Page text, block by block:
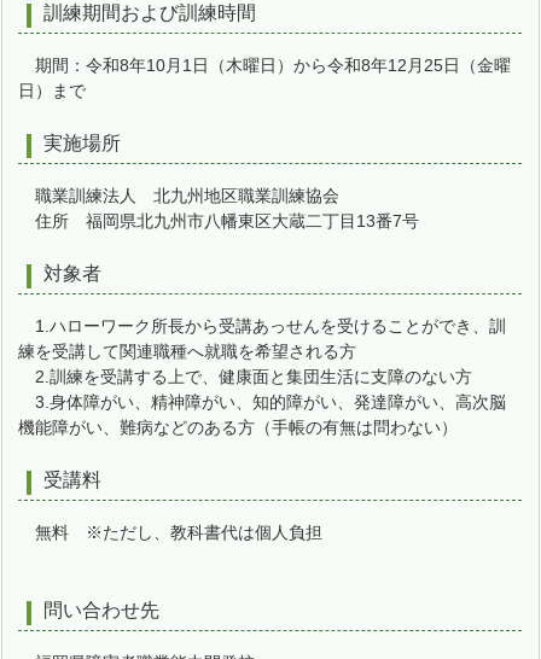
訓練期間および訓練時間
期間：令和8年10月1日（木曜日）から令和8年12月25日（金曜
日）まで
実施場所
職業訓練法人 北九州地区職業訓練協会
住所 福岡県北九州市八幡東区大蔵二丁目13番7号
対象者
1.ハローワーク所長から受講あっせんを受けることができ、訓
練を受講して関連職種へ就職を希望される方
2.訓練を受講する上で、健康面と集団生活に支障のない方
3.身体障がい、精神障がい、知的障がい、発達障がい、高次脳
機能障がい、難病などのある方（手帳の有無は問わない）
受講料
無料 ※ただし、教科書代は個人負担
問い合わせ先